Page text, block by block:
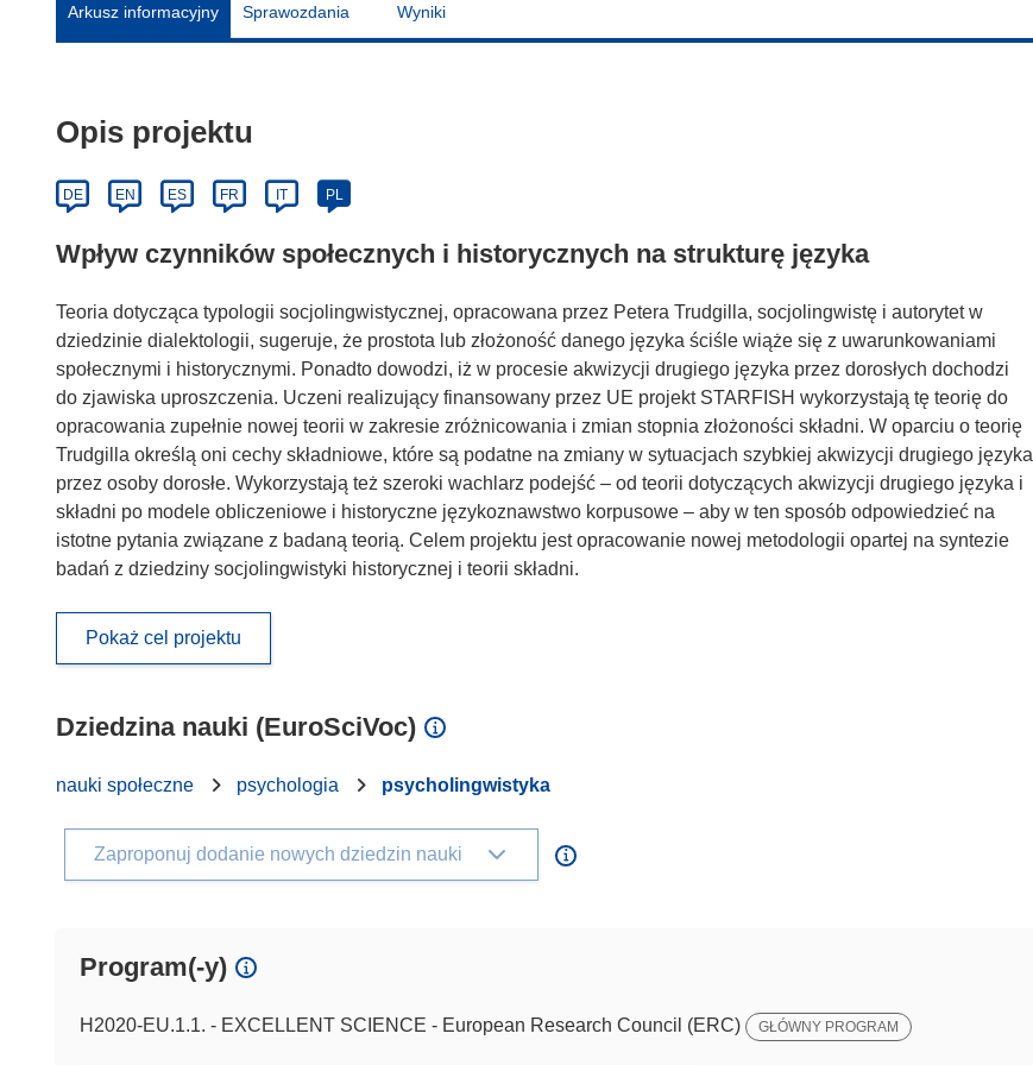
Arkusz informacyjny Sprawozdania Wyniki
Opis projektu
DE EN ES FR IT PL
Wpływ czynników społecznych i historycznych na strukturę języka
Teoria dotycząca typologii socjolingwistycznej, opracowana przez Petera Trudgilla, socjolingwistę i autorytet w
dziedzinie dialektologii, sugeruje, że prostota lub złożoność danego języka ściśle wiąże się z uwarunkowaniami
społecznymi i historycznymi. Ponadto dowodzi, iż w procesie akwizycji drugiego języka przez dorosłych dochodzi
do zjawiska uproszczenia. Uczeni realizujący finansowany przez UE projekt STARFISH wykorzystają tę teorię do
opracowania zupełnie nowej teorii w zakresie zróżnicowania i zmian stopnia złożoności składni. W oparciu o teorię
Trudgilla określą oni cechy składniowe, które są podatne na zmiany w sytuacjach szybkiej akwizycji drugiego języka
przez osoby dorosłe. Wykorzystają też szeroki wachlarz podejść – od teorii dotyczących akwizycji drugiego języka i
składni po modele obliczeniowe i historyczne językoznawstwo korpusowe – aby w ten sposób odpowiedzieć na
istotne pytania związane z badaną teorią. Celem projektu jest opracowanie nowej metodologii opartej na syntezie
badań z dziedziny socjolingwistyki historycznej i teorii składni.
Pokaż cel projektu
Dziedzina nauki (EuroSciVoc)
nauki społeczne psychologia psycholingwistyka
Zaproponuj dodanie nowych dziedzin nauki
Program(-y)
H2020-EU.1.1. - EXCELLENT SCIENCE - European Research Council (ERC) GŁÓWNY PROGRAM